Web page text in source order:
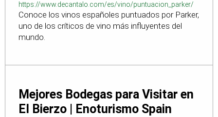
https://www.decantalo.com/es/vino/puntuacion_parker/
Conoce los vinos españoles puntuados por Parker,
uno de los críticos de vino más influyentes del
mundo.
Mejores Bodegas para Visitar en
El Bierzo | Enoturismo Spain